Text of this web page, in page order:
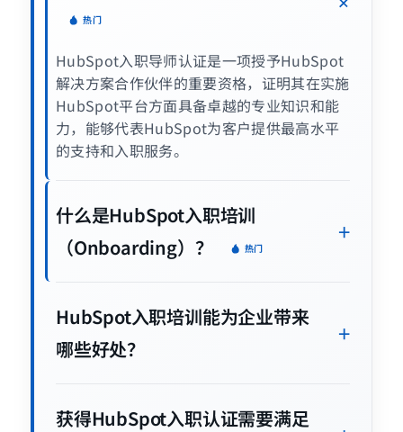
热门
HubSpot入职导师认证是一项授予HubSpot
解决方案合作伙伴的重要资格，证明其在实施
HubSpot平台方面具备卓越的专业知识和能
力，能够代表HubSpot为客户提供最高水平
的支持和入职服务。
什么是HubSpot入职培训
（Onboarding）？
热门
HubSpot入职培训能为企业带来
哪些好处？
获得HubSpot入职认证需要满足